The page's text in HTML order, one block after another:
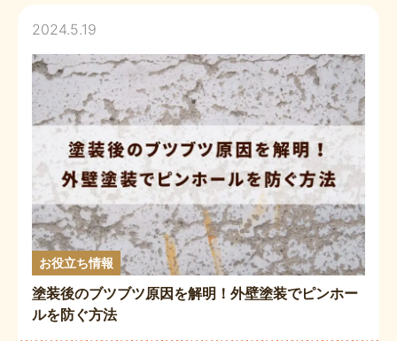
2024.5.19
お役立ち情報
塗装後のブツブツ原因を解明！外壁塗装でピンホー
ルを防ぐ方法